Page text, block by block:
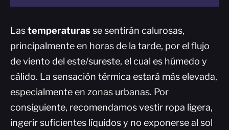
Lastemperaturas se sentirán calurosas,
principalmente en horas de la tarde, por el flujo
de viento del este/sureste, el cual es húmedo y
cálido. La sensación térmica estará más elevada,
especialmente en zonas urbanas. Por
consiguiente, recomendamos vestir ropa ligera,
ingerir suficientes líquidos y no exponerse al sol